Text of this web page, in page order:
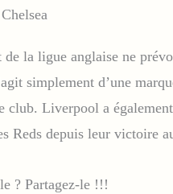
de la ligue anglaise ne
simplement d’une
club. Liverpool a
Reds depuis leur victoire
? Partagez-le !!!